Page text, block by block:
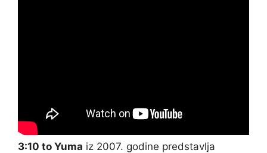
3:10 to Yuma iz 2007. godine predstavlja